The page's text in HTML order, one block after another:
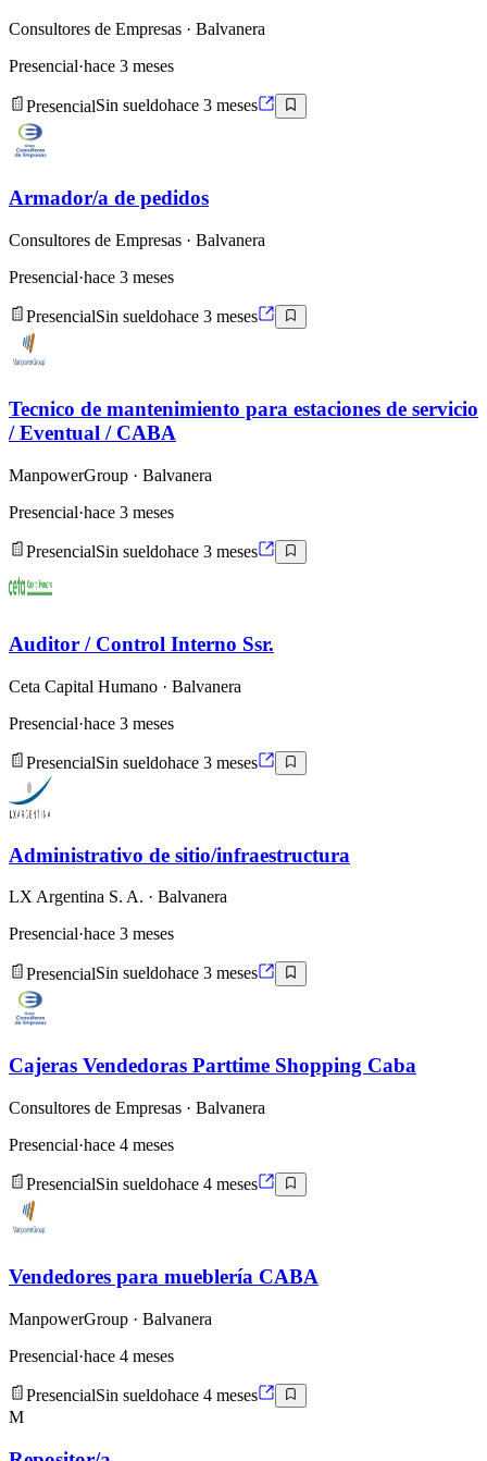
Consultores de Empresas · Balvanera
Presencial·hace 3 meses
PresencialSin sueldohace 3 meses
Armador/a de pedidos
Consultores de Empresas · Balvanera
Presencial·hace 3 meses
PresencialSin sueldohace 3 meses
Tecnico de mantenimiento para estaciones de servicio
/ Eventual / CABA
ManpowerGroup · Balvanera
Presencial·hace 3 meses
PresencialSin sueldohace 3 meses
Auditor / Control Interno Ssr.
Ceta Capital Humano · Balvanera
Presencial·hace 3 meses
PresencialSin sueldohace 3 meses
Administrativo de sitio/infraestructura
LX Argentina S. A. · Balvanera
Presencial·hace 3 meses
PresencialSin sueldohace 3 meses
Cajeras Vendedoras Parttime Shopping Caba
Consultores de Empresas · Balvanera
Presencial·hace 4 meses
PresencialSin sueldohace 4 meses
Vendedores para mueblería CABA
ManpowerGroup · Balvanera
Presencial·hace 4 meses
PresencialSin sueldohace 4 meses
M